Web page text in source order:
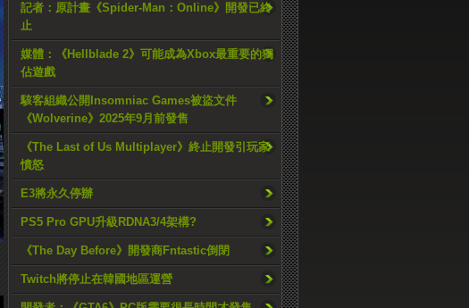
記者：原計畫《Spider-Man：Online》開發已終
止
媒體：《Hellblade 2》可能成為Xbox最重要的獨
佔遊戲
駭客組織公開Insomniac Games被盜文件
《Wolverine》2025年9月前發售
《The Last of Us Multiplayer》終止開發引玩家
憤怒
E3將永久停辦
PS5 Pro GPU升級RDNA3/4架構?
《The Day Before》開發商Fntastic倒閉
Twitch將停止在韓國地區運營